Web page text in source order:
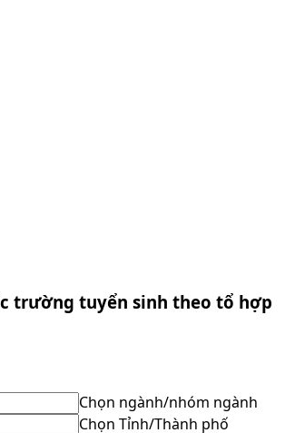
trường tuyển sinh theo tổ hợp
Chọn ngành/nhóm ngành
Chọn Tỉnh/Thành phố